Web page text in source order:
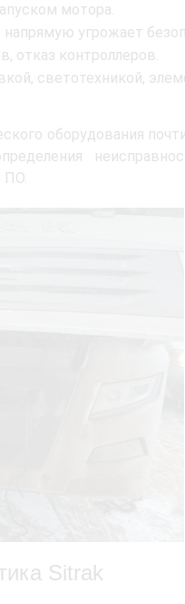
мотора.
угрожает
отказ контроллеров.
светотехникой,
оборудования
ПО.
Sitrak